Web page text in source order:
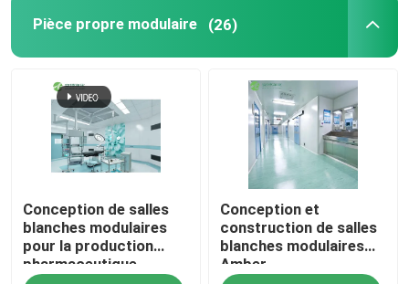
Pièce propre modulaire (26)
Conception de salles
blanches modulaires
pour la production
pharmaceutique
Conception et
construction de salles
blanches modulaires
Amber